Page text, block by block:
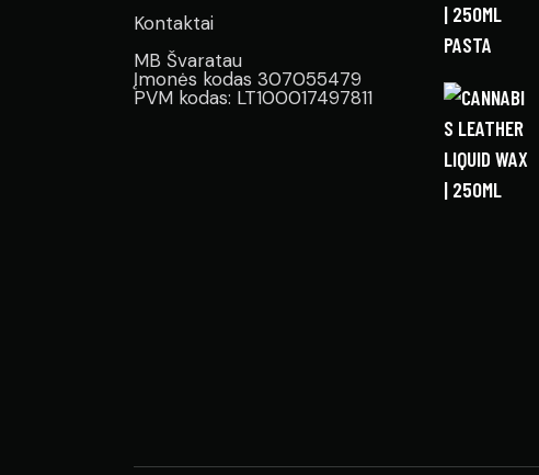
Kontaktai
MB Švaratau
Įmonės kodas 307055479
PVM kodas: LT100017497811